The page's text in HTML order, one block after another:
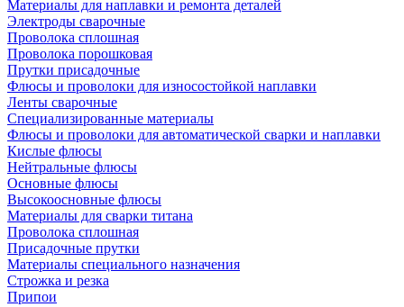
Материалы для наплавки и ремонта деталей
Электроды сварочные
Проволока сплошная
Проволока порошковая
Прутки присадочные
Флюсы и проволоки для износостойкой наплавки
Ленты сварочные
Специализированные материалы
Флюсы и проволоки для автоматической сварки и наплавки
Кислые флюсы
Нейтральные флюсы
Основные флюсы
Высокоосновные флюсы
Материалы для сварки титана
Проволока сплошная
Присадочные прутки
Материалы специального назначения
Строжка и резка
Припои